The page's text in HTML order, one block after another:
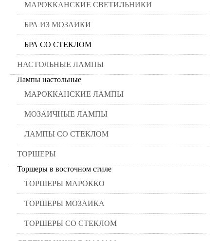
МАРОККАНСКИЕ СВЕТИЛЬНИКИ
БРА ИЗ МОЗАИКИ
БРА СО СТЕКЛОМ
НАСТОЛЬНЫЕ ЛАМПЫ
Лампы настольные
МАРОККАНСКИЕ ЛАМПЫ
МОЗАИЧНЫЕ ЛАМПЫ
ЛАМПЫ СО СТЕКЛОМ
ТОРШЕРЫ
Торшеры в восточном стиле
ТОРШЕРЫ МАРОККО
ТОРШЕРЫ МОЗАИКА
ТОРШЕРЫ СО СТЕКЛОМ